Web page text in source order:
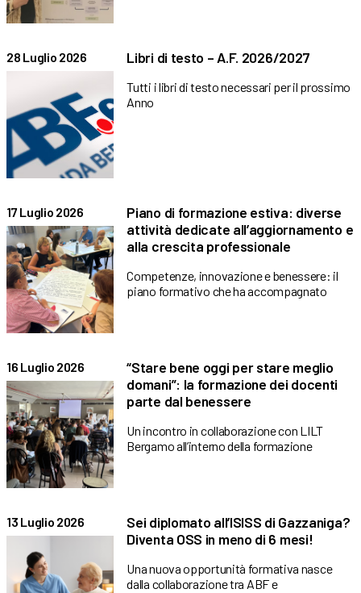
28 Luglio 2026 Libri di testo – A.F. 2026/2027
Tutti i libri di testo necessari per il prossimo
Anno
17 Luglio 2026
Piano di formazione estiva: diverse
attività dedicate all’aggiornamento e
alla crescita professionale
Competenze, innovazione e benessere: il
piano formativo che ha accompagnato
16 Luglio 2026
“Stare bene oggi per stare meglio
domani”: la formazione dei docenti
parte dal benessere
Un incontro in collaborazione con LILT
Bergamo all’interno della formazione
13 Luglio 2026
Sei diplomato all’ISISS di Gazzaniga?
Diventa OSS in meno di 6 mesi!
Una nuova opportunità formativa nasce
dalla collaborazione tra ABF e